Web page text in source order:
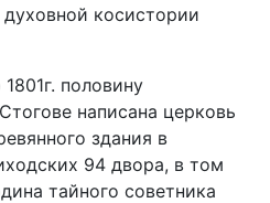
косистории
половину
написана церковь
здания в
94 двора, в том
тайного советника